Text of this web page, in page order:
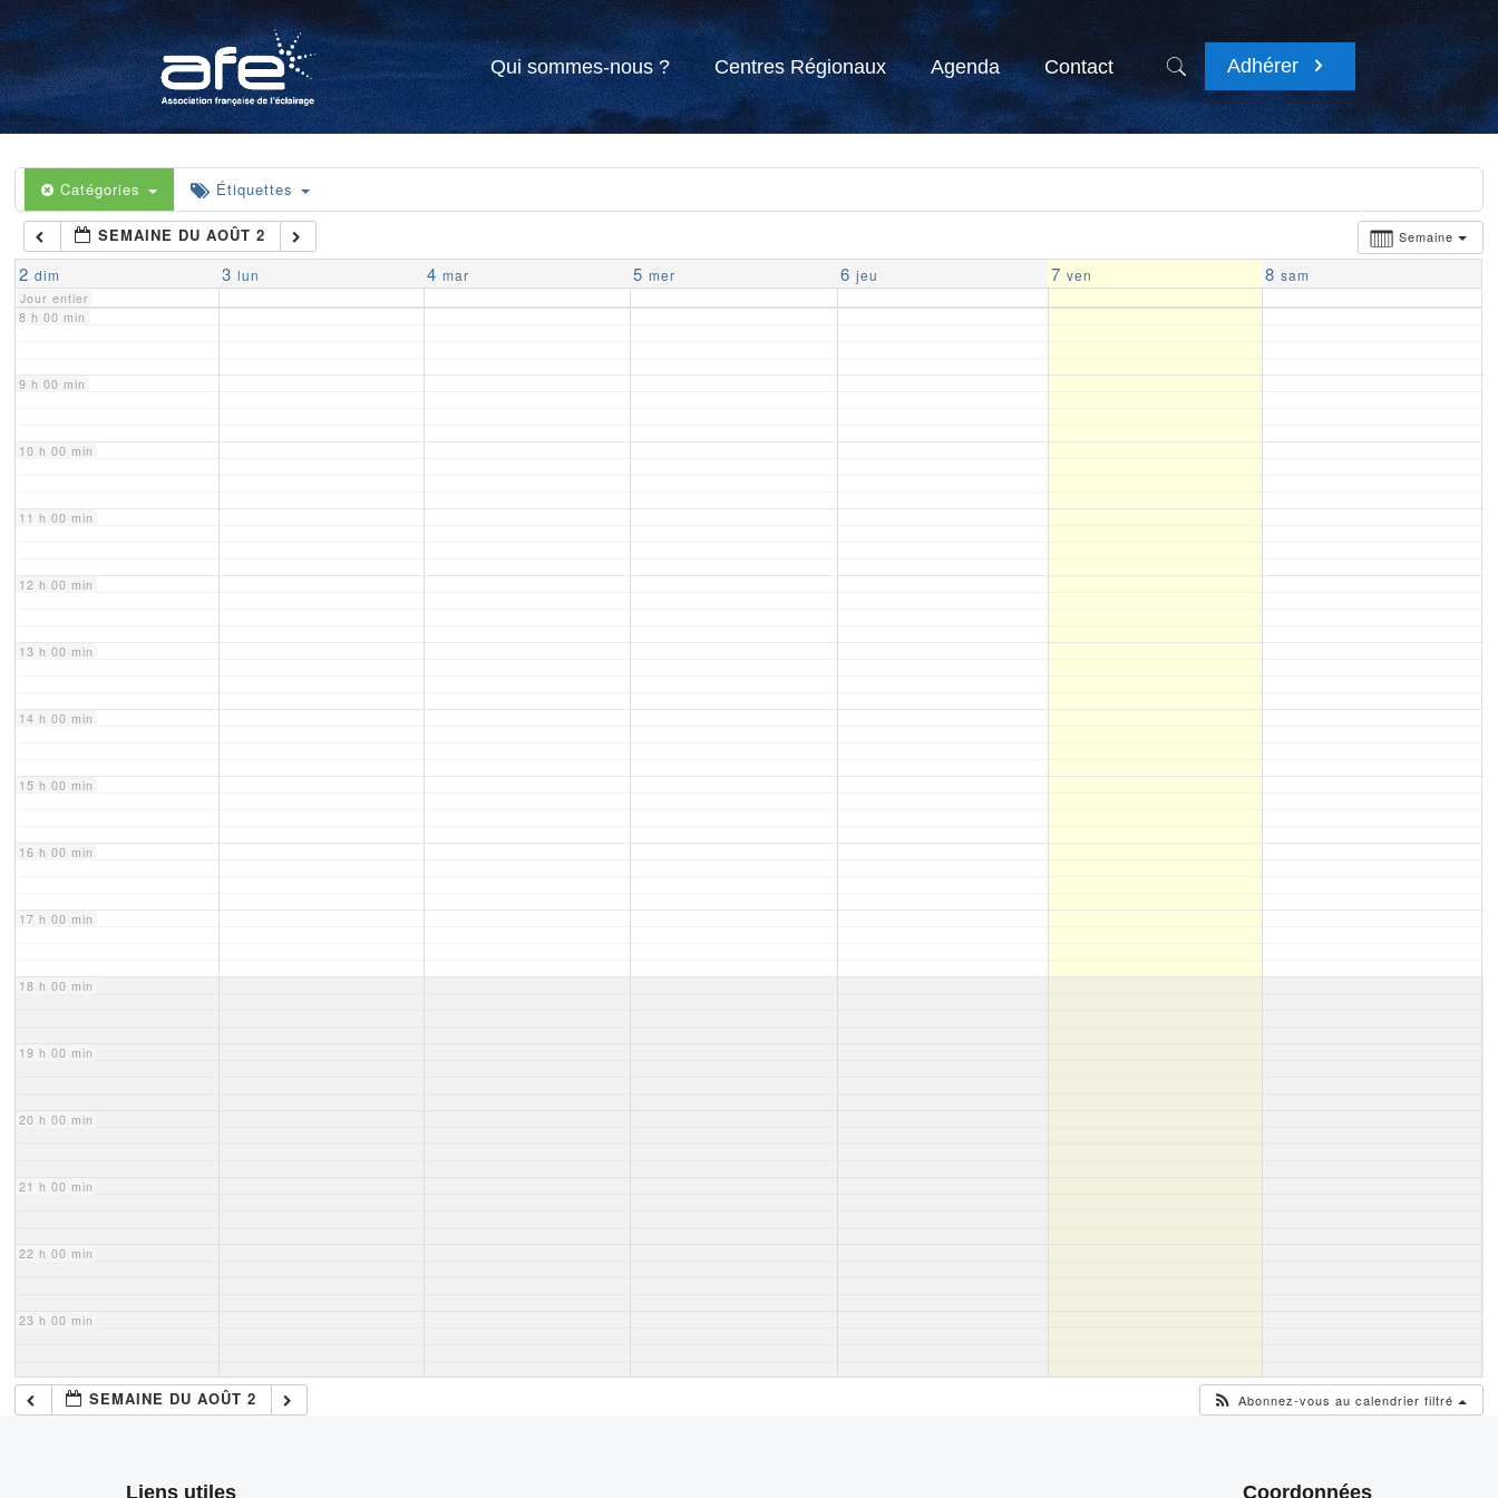
Qui sommes-nous ? Centres Régionaux Agenda Contact Adhérer
Catégories Étiquettes
Semaine
SEMAINE DU AOÛT 2
2 dim 3 lun 4 mar 5 mer 6 jeu 7 ven 8 sam
Jour entier
4 h 00 min
5 h 00 min
6 h 00 min
7 h 00 min
8 h 00 min
9 h 00 min
10 h 00 min
11 h 00 min
12 h 00 min
13 h 00 min
14 h 00 min
15 h 00 min
16 h 00 min
17 h 00 min
18 h 00 min
19 h 00 min
20 h 00 min
21 h 00 min
22 h 00 min
23 h 00 min
SEMAINE DU AOÛT 2 Abonnez-vous au calendrier filtré
Liens utiles Coordonnées